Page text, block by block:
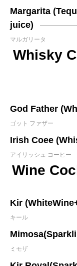
Margarita
juice)
マルガリータ
Whisky
God Father
ゴット ファザー
Irish Coee
アイリッシュ コーヒー
Wine
Kir
キール
ミモザ